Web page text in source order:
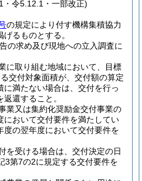
令5.12.1・一部改正)
の規定により付す機構集積協力
るものとする。
の求め及び現地への立入調査に
に取り組む地域において、目標
交付対象面積が、交付額の算定
に満たない場合は、交付を行っ
還すること。
業又は集約化奨励金交付事業の
において交付要件を満たしてい
度の翌年度において交付要件を
を受ける場合は、交付決定の日
3第7の2に規定する交付要件を